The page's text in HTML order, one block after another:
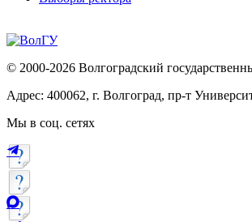
© 2000-2026 Волгоградский
Адрес: 400062, г. Волгоград, пр-т
Мы в соц. сетях